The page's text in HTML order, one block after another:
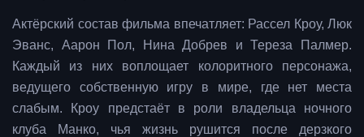
Актёрский состав фильма впечатляет: Рассел Кроу, Люк
Эванс, Аарон Пол, Нина Добрев и Тереза Палмер.
Каждый из них воплощает колоритного персонажа,
ведущего собственную игру в мире, где нет места
слабым. Кроу предстаёт в роли владельца ночного
клуба Манко, чья жизнь рушится после дерзкого